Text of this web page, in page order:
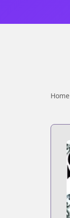
Home